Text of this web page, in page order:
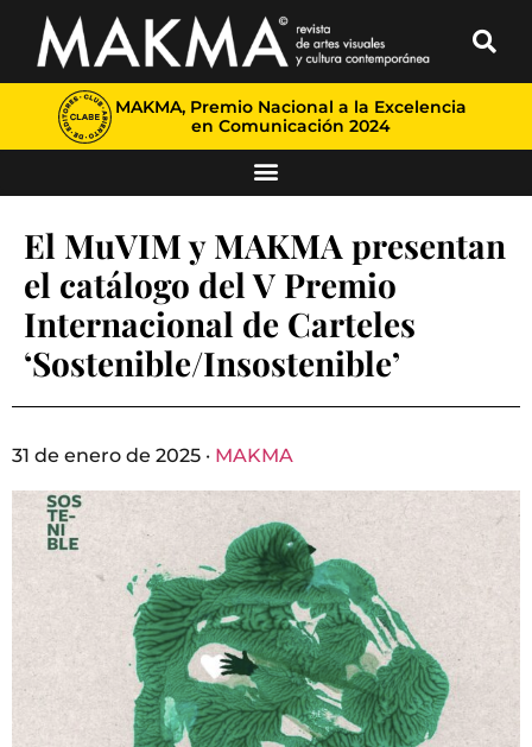
MAKMA, Premio Nacional a la Excelencia
en Comunicación 2024
El MuVIM y MAKMA presentan
el catálogo del V Premio
Internacional de Carteles
‘Sostenible/Insostenible’
31 de enero de 2025 · MAKMA